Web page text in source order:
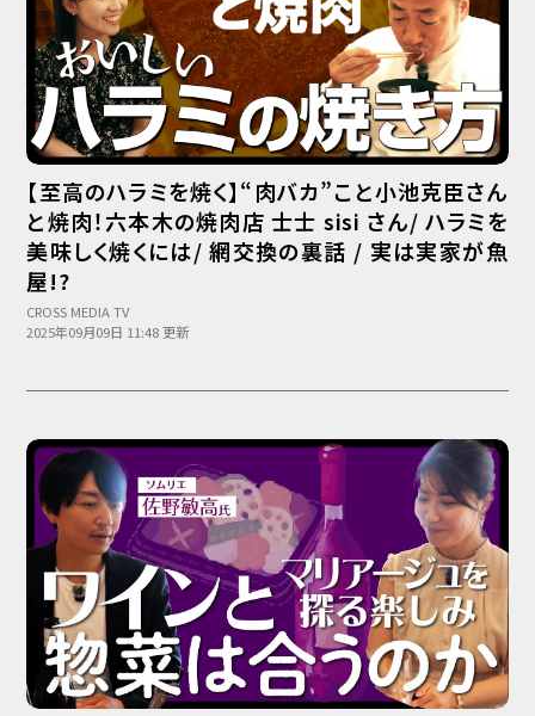
【至高のハラミを焼く】“肉バカ”こと小池克臣さん
と焼肉！六本木の焼肉店 士士 sisi さん/ ハラミを
美味しく焼くには/ 網交換の裏話 / 実は実家が魚
屋!?
CROSS MEDIA TV
2025年09月09日 11:48 更新